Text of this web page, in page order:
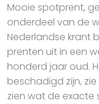
Mooie spotprent,
onderdeel van de
Nederlandse krant
prenten uit in een
honderd jaar oud.
beschadigd zijn,
zien wat de exacte